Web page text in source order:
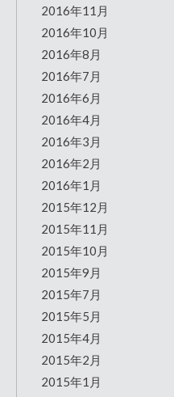
2016年11月
2016年10月
2016年8月
2016年7月
2016年6月
2016年4月
2016年3月
2016年2月
2016年1月
2015年12月
2015年11月
2015年10月
2015年9月
2015年7月
2015年5月
2015年4月
2015年2月
2015年1月